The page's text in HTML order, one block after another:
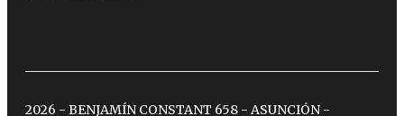
2026 - BENJAMÍN CONSTANT 658 - ASUNCIÓN -